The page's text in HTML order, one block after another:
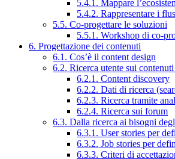
5.4.1. Mappare
5.4.2. Rappresentare i
5.5. Co-progettare le soluzioni
5.5.1. Workshop di co-
6. Progettazione dei contenuti
6.1. Cos’è il content design
6.2. Ricerca utente sui
6.2.1. Content discovery
6.2.2. Dati di ricerca
6.2.3. Ricerca tramite
6.2.4. Ricerca sui forum
6.3. Dalla ricerca ai bisogni
6.3.1. User stories per
6.3.2. Job stories per
6.3.3. Criteri di